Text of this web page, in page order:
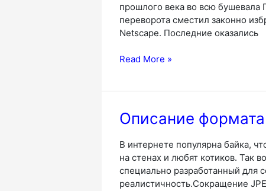
прошлого века во всю бушевала
переворота сместил законно
Netscape. Последние оказались
Для
PNG?
Read More »
Описание формата
В интернете популярна байка,
на стенах и любят котиков. Так
специально разработанный для
реалистичность.Сокращение